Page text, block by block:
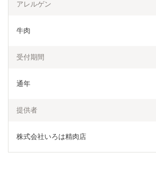
アレルゲン
牛肉
受付期間
通年
提供者
株式会社いろは精肉店